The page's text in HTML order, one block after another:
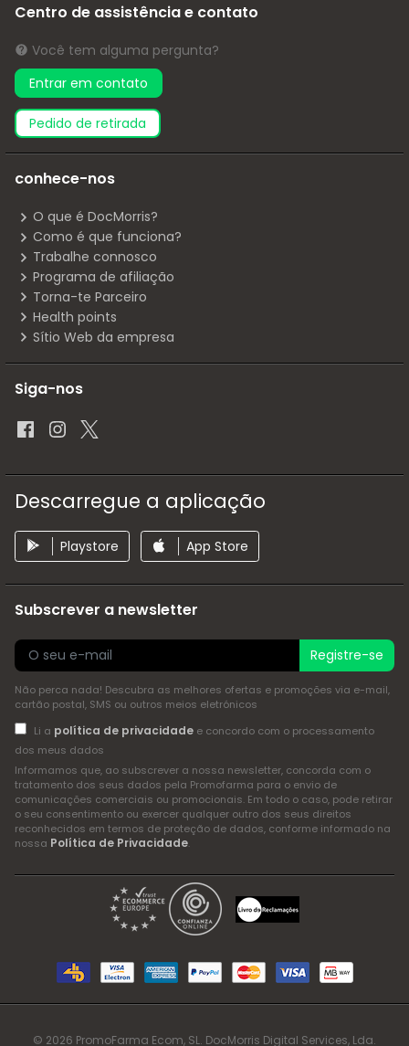
Centro de assistência e contato
Você tem alguma pergunta?
Entrar em contato
pedido de retirada
conhece-nos
O que é DocMorris?
Como é que funciona?
Trabalhe connosco
Programa de afiliação
Torna-te Parceiro
Health points
Sítio Web da empresa
Siga-nos
Descarregue a aplicação
Playstore App Store
Subscrever a newsletter
Registre-se
Não perca nada! Descubra as melhores ofertas e promoções via e-mail,
cartão postal, SMS ou outros meios eletrónicos
Li a política de privacidadee concordo com o processamento
dos meus dados
Informamos que, ao subscrever a nossa newsletter, concorda com o
tratamento dos seus dados pela Promofarma para o envio de
comunicações comerciais ou promocionais. Em todo o caso, pode retirar
o seu consentimento ou exercer qualquer outro dos seus direitos
reconhecidos em termos de proteção de dados, conforme informado na
nossa Política de Privacidade.
© 2026 PromoFarma Ecom, SL. DocMorris Digital Services, Lda.